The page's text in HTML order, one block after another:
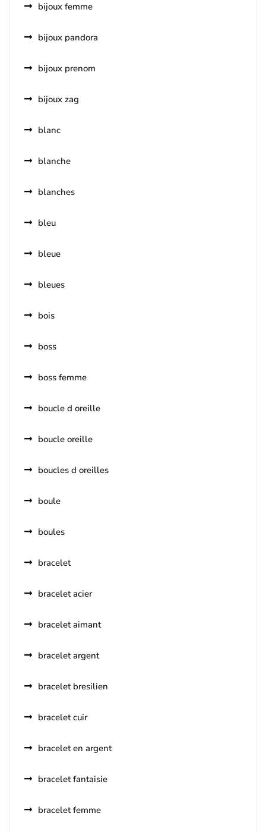
bijoux femme
bijoux pandora
bijoux prenom
bijoux zag
blanc
blanche
blanches
bleu
bleue
bleues
bois
boss
boss femme
boucle d oreille
boucle oreille
boucles d oreilles
boule
boules
bracelet
bracelet acier
bracelet aimant
bracelet argent
bracelet bresilien
bracelet cuir
bracelet en argent
bracelet fantaisie
bracelet femme